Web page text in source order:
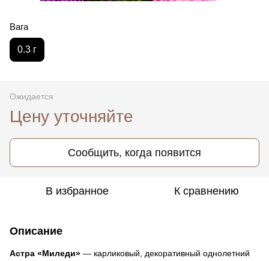
Вага
0.3 г
Ожидается
Цену уточняйте
Сообщить, когда появится
В избранное К сравнению
Описание
Астра «Миледи» — карликовый, декоративный однолетний